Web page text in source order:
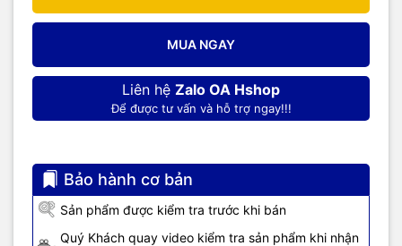
MUA NGAY
Liên hệ Zalo OA Hshop
Để được tư vấn và hỗ trợ ngay!!!
Bảo hành cơ bản
Sản phẩm được kiểm tra trước khi bán
Quý Khách quay video kiểm tra sản phẩm khi nhận